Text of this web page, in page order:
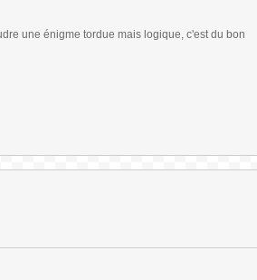
une énigme tordue mais logique, c'est du bon